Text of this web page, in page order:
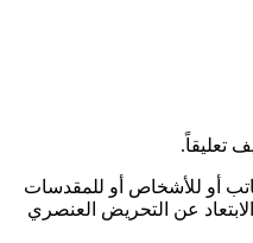
تعليقاً.
أو للأشخاص أو للمقدسات
عن التحريض العنصري